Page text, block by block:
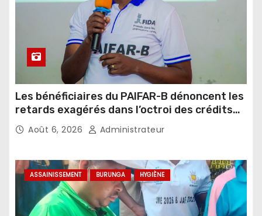
Les bénéficiaires du PAIFAR-B dénoncent les
retards exagérés dans l’octroi des crédits
agricoles
Août 6, 2026 Administrateur
ASSAINISSEMENT BURUNGA HYGIÈNE